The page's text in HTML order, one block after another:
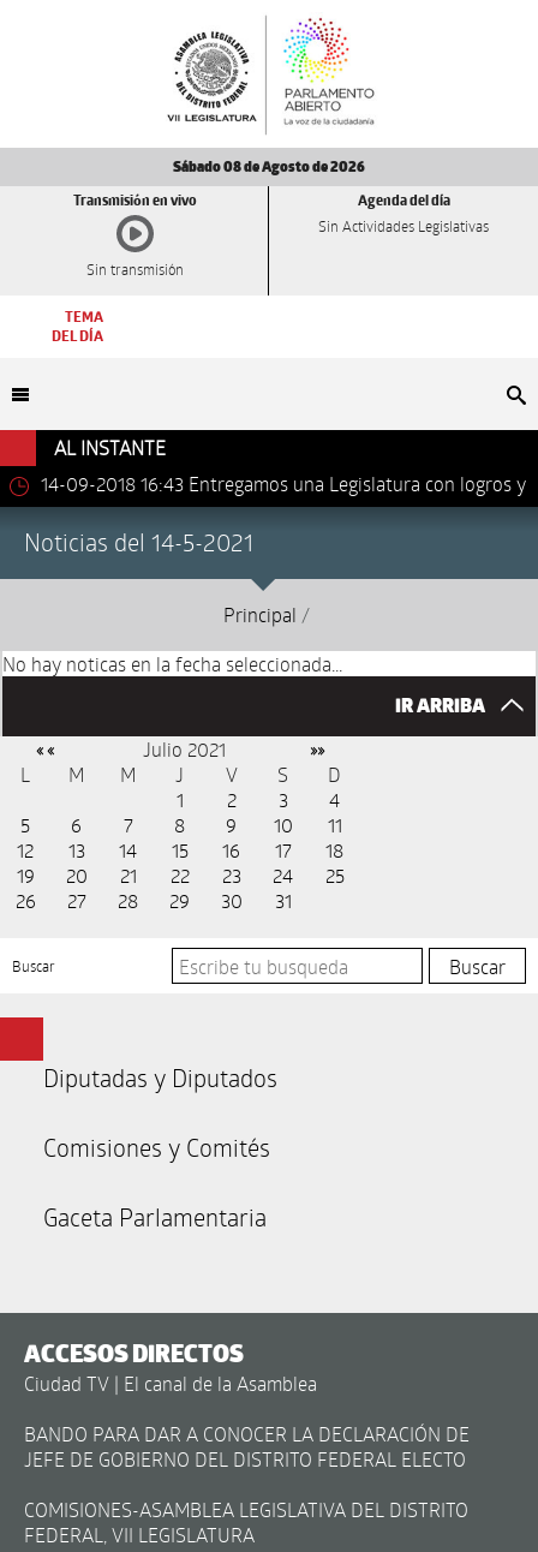
Sábado 08 de Agosto de 2026
Transmisión en vivo
Sin transmisión
Agenda del día
Sin Actividades Legislativas
TEMA
DEL DÍA
AL INSTANTE
14-09-2018 16:43 Entregamos una Legislatura con logros y
Noticias del 14-5-2021
Principal /
No hay noticas en la fecha seleccionada...
IR ARRIBA
« « Julio 2021 »»
L M M J V S
D
1
2 3
4
5
6 7 8 9 10
11
12
13 14 15 16 17
18
19
20 21 22 23 24
25
26
27 28 29 30 31
Buscar
Diputadas y Diputados
Comisiones y Comités
Gaceta Parlamentaria
ACCESOS DIRECTOS
Ciudad TV | El canal de la Asamblea
BANDO PARA DAR A CONOCER LA DECLARACIÓN DE
JEFE DE GOBIERNO DEL DISTRITO FEDERAL ELECTO
COMISIONES-ASAMBLEA LEGISLATIVA DEL DISTRITO
FEDERAL, VII LEGISLATURA